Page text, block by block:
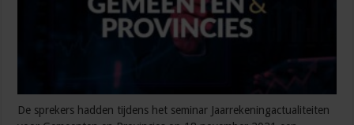
De sprekers hadden tijdens het seminar Jaarrekeningactualiteiten